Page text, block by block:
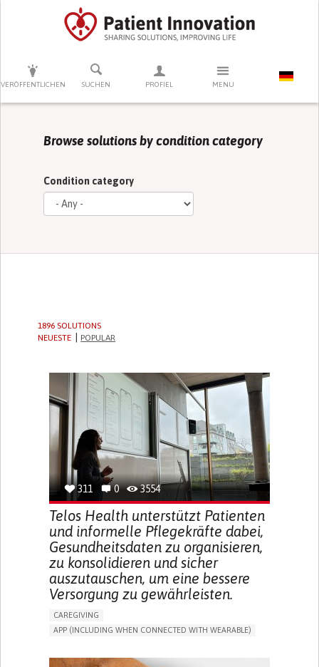
VERÖFFENTLICHEN SUCHEN PROFIEL MENU
DRÜCKEN SIE AUF ENTER UM DIE SUCHE ZU STARTEN
Browse solutions by condition category
Condition category
1896 SOLUTIONS
NEUESTE
POPULAR
311 0 3554
Telos Health unterstützt Patienten
und informelle Pflegekräfte dabei,
Gesundheitsdaten zu organisieren,
zu konsolidieren und sicher
auszutauschen, um eine bessere
Versorgung zu gewährleisten.
CAREGIVING
APP (INCLUDING WHEN CONNECTED WITH WEARABLE)
GENERAL AND FAMILY MEDICINE